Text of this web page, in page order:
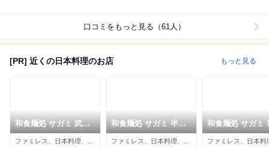
口コミをもっと見る（61人）
[PR] 近くの日本料理のお店 もっと見る
和食麺処 サガミ 武豊
店
和食麺処 サガミ 半田
インター店
和食麺処 サガミ
店